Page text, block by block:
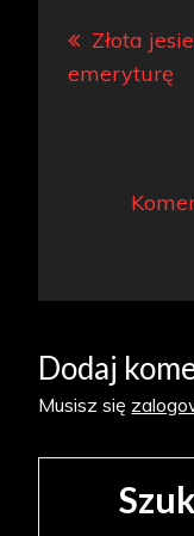
wpisu
Złota
emeryturę
Dodaj
Musisz się